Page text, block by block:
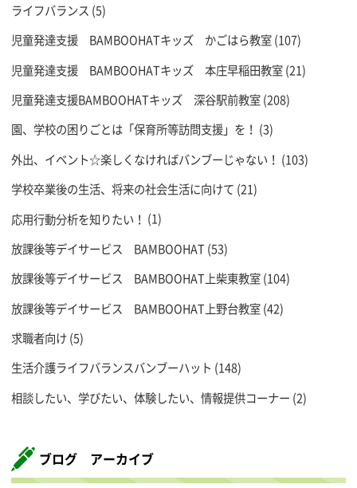
ライフバランス (5)
児童発達支援 BAMBOOHATキッズ かごはら教室(107)
児童発達支援 BAMBOOHATキッズ 本庄早稲田教室(21)
児童発達支援BAMBOOHATキッズ 深谷駅前教室(208)
園、学校の困りごとは「保育所等訪問支援」を！ (3)
外出、イベント☆楽しくなければバンブーじゃない！ (103)
学校卒業後の生活、将来の社会生活に向けて (21)
応用行動分析を知りたい！ (1)
放課後等デイサービス BAMBOOHAT(53)
放課後等デイサービス BAMBOOHAT上柴東教室(104)
放課後等デイサービス BAMBOOHAT上野台教室(42)
求職者向け(5)
生活介護ライフバランスバンブーハット (148)
相談したい、学びたい、体験したい、情報提供コーナー (2)
ブログ アーカイブ